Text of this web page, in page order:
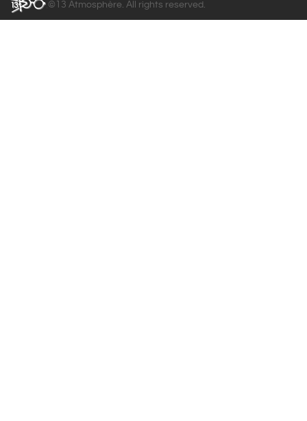
©13 Atmosphère. All rights reserved.